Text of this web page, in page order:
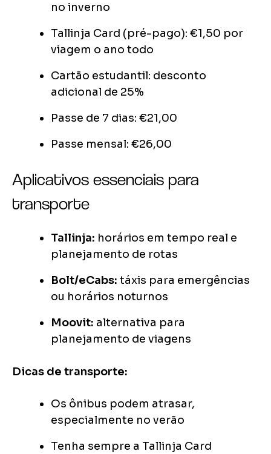
no inverno
Tallinja Card (pré-pago): €1,50 por
viagem o ano todo
Cartão estudantil: desconto
adicional de 25%
Passe de 7 dias: €21,00
Passe mensal: €26,00
Aplicativos essenciais para
transporte
Tallinja: horários em tempo real e
planejamento de rotas
Bolt/eCabs: táxis para emergências
ou horários noturnos
Moovit: alternativa para
planejamento de viagens
Dicas de transporte:
Os ônibus podem atrasar,
especialmente no verão
Tenha sempre a Tallinja Card